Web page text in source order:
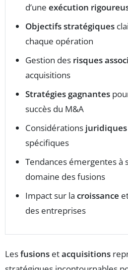
d’une exécution
Objectifs stratégiques
chaque opération
Gestion des risques
acquisitions
Stratégies gagnantes
succès du M&A
Considérations juridiques
spécifiques
Tendances émergentes à
domaine des fusions
Impact sur la croissance
des entreprises
Lesfusions etacquisitions